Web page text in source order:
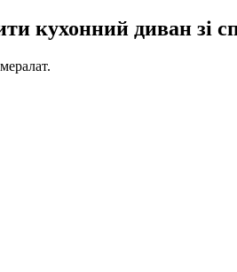
кухонний диван зі